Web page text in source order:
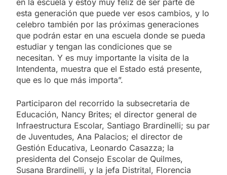
esta generación que puede ver esos cambios, y lo
celebro también por las próximas generaciones
que podrán estar en una escuela donde se pueda
estudiar y tengan las condiciones que se
necesitan. Y es muy importante la visita de la
Intendenta, muestra que el Estado está presente,
que es lo que más importa”.
Participaron del recorrido la subsecretaria de
Educación, Nancy Brites; el director general de
Infraestructura Escolar, Santiago Brardinelli; su par
de Juventudes, Ana Palacios; el director de
Gestión Educativa, Leonardo Casazza; la
presidenta del Consejo Escolar de Quilmes,
Susana Brardinelli, y la jefa Distrital, Florencia